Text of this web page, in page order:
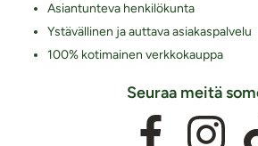
Asiantunteva henkilökunta
Ystävällinen ja auttava asiakaspalvelu
100% kotimainen verkkokauppa
Seuraa meitä